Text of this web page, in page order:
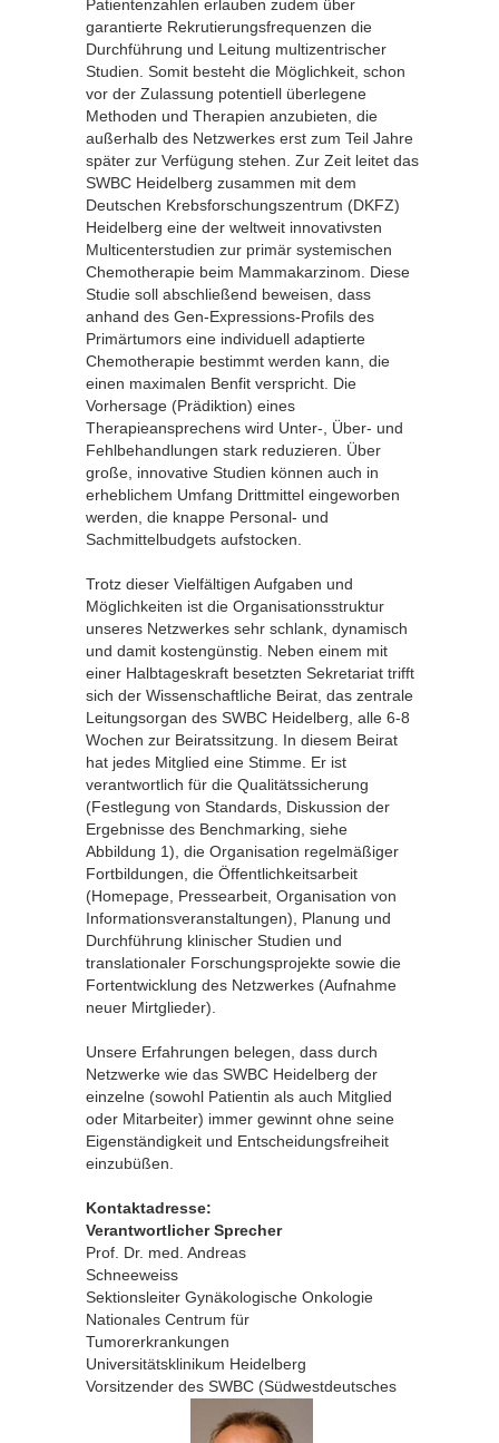
Patientenzahlen erlauben zudem über
garantierte Rekrutierungsfrequenzen die
Durchführung und Leitung multizentrischer
Studien. Somit besteht die Möglichkeit, schon
vor der Zulassung potentiell überlegene
Methoden und Therapien anzubieten, die
außerhalb des Netzwerkes erst zum Teil Jahre
später zur Verfügung stehen. Zur Zeit leitet das
SWBC Heidelberg zusammen mit dem
Deutschen Krebsforschungszentrum (DKFZ)
Heidelberg eine der weltweit innovativsten
Multicenterstudien zur primär systemischen
Chemotherapie beim Mammakarzinom. Diese
Studie soll abschließend beweisen, dass
anhand des Gen-Expressions-Profils des
Primärtumors eine individuell adaptierte
Chemotherapie bestimmt werden kann, die
einen maximalen Benfit verspricht. Die
Vorhersage (Prädiktion) eines
Therapieansprechens wird Unter-, Über- und
Fehlbehandlungen stark reduzieren. Über
große, innovative Studien können auch in
erheblichem Umfang Drittmittel eingeworben
werden, die knappe Personal- und
Sachmittelbudgets aufstocken.
Trotz dieser Vielfältigen Aufgaben und
Möglichkeiten ist die Organisationsstruktur
unseres Netzwerkes sehr schlank, dynamisch
und damit kostengünstig. Neben einem mit
einer Halbtageskraft besetzten Sekretariat trifft
sich der Wissenschaftliche Beirat, das zentrale
Leitungsorgan des SWBC Heidelberg, alle 6-8
Wochen zur Beiratssitzung. In diesem Beirat
hat jedes Mitglied eine Stimme. Er ist
verantwortlich für die Qualitätssicherung
(Festlegung von Standards, Diskussion der
Ergebnisse des Benchmarking, siehe
Abbildung 1), die Organisation regelmäßiger
Fortbildungen, die Öffentlichkeitsarbeit
(Homepage, Pressearbeit, Organisation von
Informationsveranstaltungen), Planung und
Durchführung klinischer Studien und
translationaler Forschungsprojekte sowie die
Fortentwicklung des Netzwerkes (Aufnahme
neuer Mirtglieder).
Unsere Erfahrungen belegen, dass durch
Netzwerke wie das SWBC Heidelberg der
einzelne (sowohl Patientin als auch Mitglied
oder Mitarbeiter) immer gewinnt ohne seine
Eigenständigkeit und Entscheidungsfreiheit
einzubüßen.
Kontaktadresse:
Verantwortlicher Sprecher
Prof. Dr. med. Andreas
Schneeweiss
Sektionsleiter Gynäkologische Onkologie
Nationales Centrum für
Tumorerkrankungen
Universitätsklinikum Heidelberg
Vorsitzender des SWBC (Südwestdeutsches